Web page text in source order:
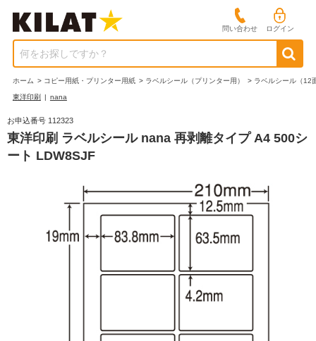
問い合わせ ログイン
何をお探しですか？
ホーム > コピー用紙・プリンター用紙 > ラベルシール（プリンター用） > ラベルシール（12
東洋印刷 | nana
お申込番号 112323
東洋印刷 ラベルシール nana 再剥離タイプ A4 500シ
ート LDW8SJF